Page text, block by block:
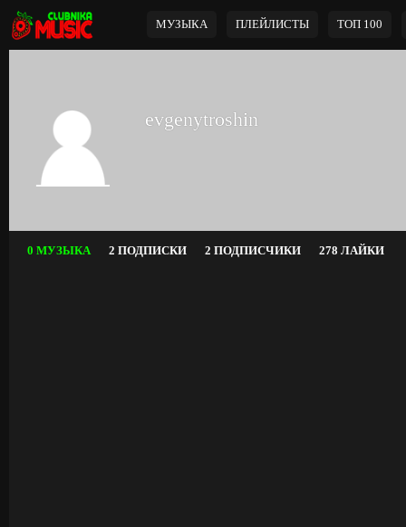
МУЗЫКА ПЛЕЙЛИСТЫ ТОП 100
evgenytroshin
0 МУЗЫКА 2 ПОДПИСКИ 2 ПОДПИСЧИКИ 278 ЛАЙКИ